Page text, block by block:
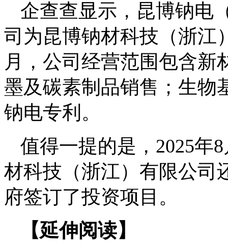
企查查显示，昆博钠电
司为昆博钠材科技（浙江
月，公司经营范围包含新
墨及碳素制品销售；生物
钠电专利。
值得一提的是，2025年
材科技（浙江）有限公司
府签订了投资项目。
【延伸阅读】